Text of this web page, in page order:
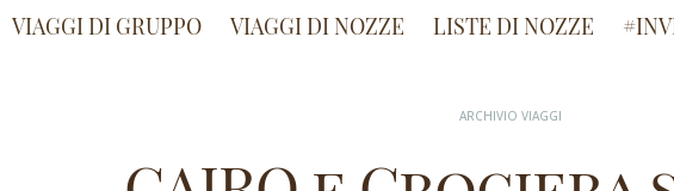
VIAGGI DI GRUPPO VIAGGI DI NOZZE LISTE DI NOZZE
ARCHIVIO VIAGGI